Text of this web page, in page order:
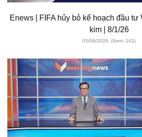
Enews | FIFA hủy bỏ kế hoạch đầu tư
kim | 8/1/26
03/08/2026 (Xem: 142)